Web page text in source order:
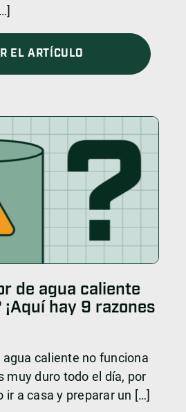
EL ARTÍCULO
de agua caliente
hay 9 razones
caliente no funciona
muy duro todo el día, por
ir a casa y preparar un […]